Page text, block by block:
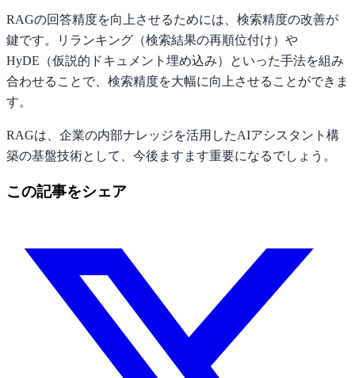
RAGの回答精度を向上させるためには、検索精度の改善が
鍵です。リランキング（検索結果の再順位付け）や
HyDE（仮説的ドキュメント埋め込み）といった手法を組み
合わせることで、検索精度を大幅に向上させることができま
す。
RAGは、企業の内部ナレッジを活用したAIアシスタント構
築の基盤技術として、今後ますます重要になるでしょう。
この記事をシェア